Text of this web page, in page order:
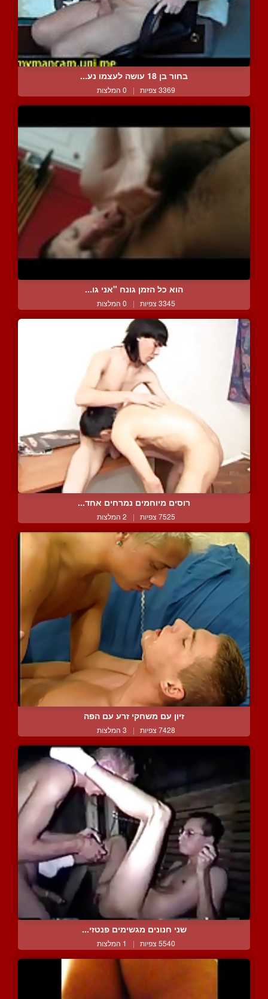
בחור בן 18 עושה לעצמו נע...
3369 צפיות | 0 המלצות
הוא כל הזמן גונח "אני גו...
3345 צפיות | 0 המלצות
רוסים מיוחמים נמרחים אחד...
7525 צפיות | 2 המלצות
זיון עם משחקי זרע עם הפה
7428 צפיות | 3 המלצות
שני חנונים מגשימים פנטזי...
5540 צפיות | 1 המלצות